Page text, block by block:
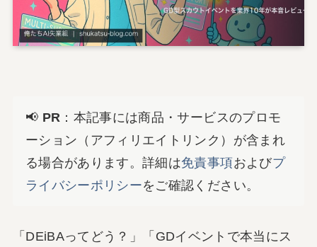
📢 PR ：本記事には商品・サービスのプロモ
ーション（アフィリエイトリンク）が含まれ
る場合があります。詳細は免責事項およびプ
ライバシーポリシーをご確認ください。
「DEiBAってどう？」「GDイベントで本当にス